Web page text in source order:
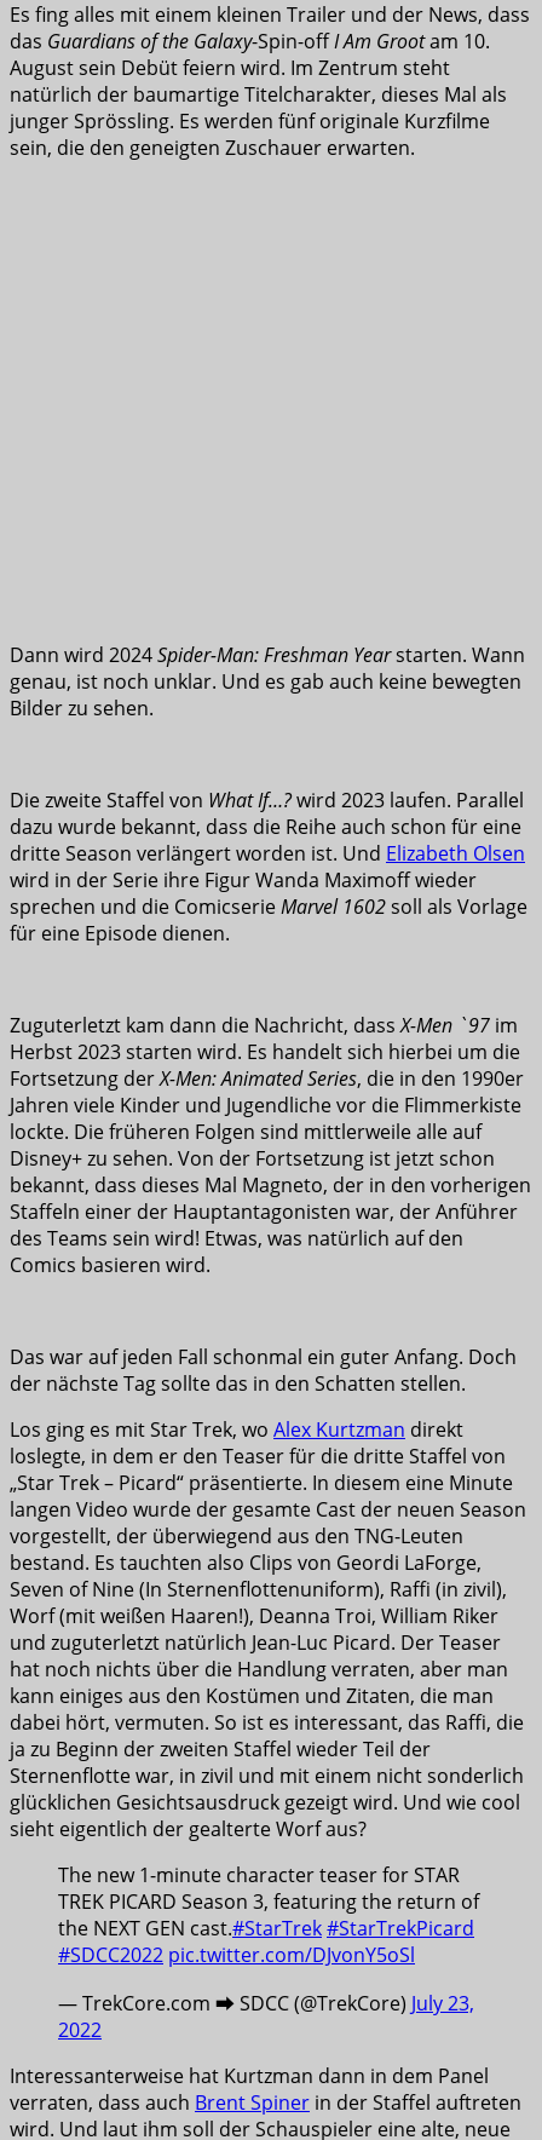
Es fing alles mit einem kleinen Trailer und der News, dass
das Guardians of the Galaxy-Spin-offI Am Grootam 10.
August sein Debüt feiern wird. Im Zentrum steht
natürlich der baumartige Titelcharakter, dieses Mal als
junger Sprössling. Es werden fünf originale Kurzfilme
sein, die den geneigten Zuschauer erwarten.
Dann wird 2024Spider-Man: Freshman Yearstarten. Wann
genau, ist noch unklar. Und es gab auch keine bewegten
Bilder zu sehen.
Die zweite Staffel von What If…?wird 2023 laufen. Parallel
dazu wurde bekannt, dass die Reihe auch schon für eine
dritte Season verlängert worden ist. Und Elizabeth Olsen
wird in der Serie ihre Figur Wanda Maximoff wieder
sprechen und die ComicserieMarvel 1602soll als Vorlage
für eine Episode dienen.
Zuguterletzt kam dann die Nachricht, dassX-Men `97 im
Herbst 2023 starten wird. Es handelt sich hierbei um die
Fortsetzung derX-Men: Animated Series, die in den 1990er
Jahren viele Kinder und Jugendliche vor die Flimmerkiste
lockte. Die früheren Folgen sind mittlerweile alle auf
Disney+ zu sehen. Von der Fortsetzung ist jetzt schon
bekannt, dass dieses Mal Magneto, der in den vorherigen
Staffeln einer der Hauptantagonisten war, der Anführer
des Teams sein wird! Etwas, was natürlich auf den
Comics basieren wird.
Das war auf jeden Fall schonmal ein guter Anfang. Doch
der nächste Tag sollte das in den Schatten stellen.
Los ging es mit Star Trek, wo Alex Kurtzman direkt
loslegte, in dem er den Teaser für die dritte Staffel von
„Star Trek – Picard“ präsentierte. In diesem eine Minute
langen Video wurde der gesamte Cast der neuen Season
vorgestellt, der überwiegend aus den TNG-Leuten
bestand. Es tauchten also Clips von Geordi LaForge,
Seven of Nine (In Sternenflottenuniform), Raffi (in zivil),
Worf (mit weißen Haaren!), Deanna Troi, William Riker
und zuguterletzt natürlich Jean-Luc Picard. Der Teaser
hat noch nichts über die Handlung verraten, aber man
kann einiges aus den Kostümen und Zitaten, die man
dabei hört, vermuten. So ist es interessant, das Raffi, die
ja zu Beginn der zweiten Staffel wieder Teil der
Sternenflotte war, in zivil und mit einem nicht sonderlich
glücklichen Gesichtsausdruck gezeigt wird. Und wie cool
sieht eigentlich der gealterte Worf aus?
The new 1-minute character teaser for STAR
TREK PICARD Season 3, featuring the return of
the NEXT GEN cast.#StarTrek#StarTrekPicard
#SDCC2022 pic.twitter.com/DJvonY5oSl
— TrekCore.com ➡️ SDCC (@TrekCore) July 23,
2022
Interessanterweise hat Kurtzman dann in dem Panel
verraten, dass auch Brent Spiner in der Staffel auftreten
wird. Und laut ihm soll der Schauspieler eine alte, neue